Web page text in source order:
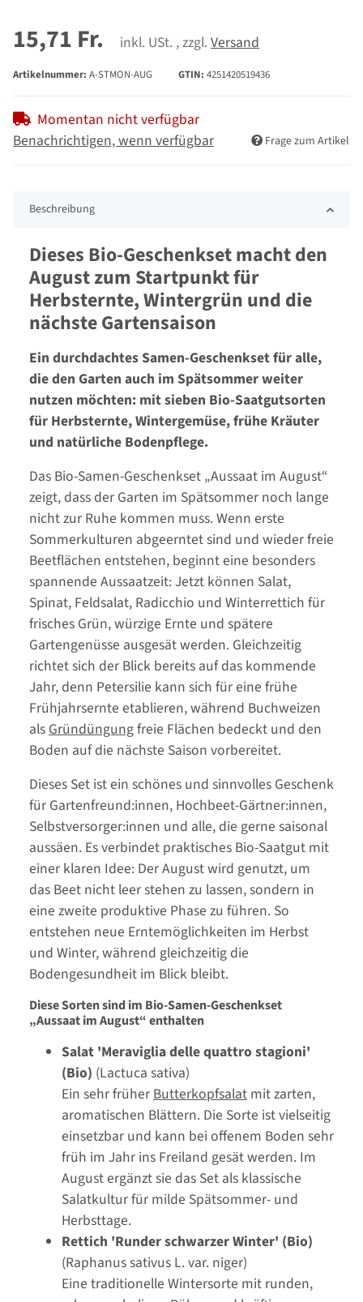
15,71 Fr. inkl. USt. , zzgl. Versand
Artikelnummer: A-STMON-AUG GTIN: 4251420519436
Momentan nicht verfügbar
Benachrichtigen, wenn verfügbar
Frage zum Artikel
Beschreibung
Dieses Bio-Geschenkset macht den
August zum Startpunkt für
Herbsternte, Wintergrün und die
nächste Gartensaison
Ein durchdachtes Samen-Geschenkset für alle,
die den Garten auch im Spätsommer weiter
nutzen möchten: mit sieben Bio-Saatgutsorten
für Herbsternte, Wintergemüse, frühe Kräuter
und natürliche Bodenpflege.
Das Bio-Samen-Geschenkset „Aussaat im August“
zeigt, dass der Garten im Spätsommer noch lange
nicht zur Ruhe kommen muss. Wenn erste
Sommerkulturen abgeerntet sind und wieder freie
Beetflächen entstehen, beginnt eine besonders
spannende Aussaatzeit: Jetzt können Salat,
Spinat, Feldsalat, Radicchio und Winterrettich für
frisches Grün, würzige Ernte und spätere
Gartengenüsse ausgesät werden. Gleichzeitig
richtet sich der Blick bereits auf das kommende
Jahr, denn Petersilie kann sich für eine frühe
Frühjahrsernte etablieren, während Buchweizen
alsGründüngungfreie Flächen bedeckt und den
Boden auf die nächste Saison vorbereitet.
Dieses Set ist ein schönes und sinnvolles Geschenk
für Gartenfreund:innen, Hochbeet-Gärtner:innen,
Selbstversorger:innen und alle, die gerne saisonal
aussäen. Es verbindet praktisches Bio-Saatgut mit
einer klaren Idee: Der August wird genutzt, um
das Beet nicht leer stehen zu lassen, sondern in
eine zweite produktive Phase zu führen. So
entstehen neue Erntemöglichkeiten im Herbst
und Winter, während gleichzeitig die
Bodengesundheit im Blick bleibt.
Diese Sorten sind im Bio-Samen-Geschenkset
„Aussaat im August“ enthalten
Salat 'Meraviglia delle quattro stagioni'
(Bio) (Lactuca sativa)
Ein sehr früherButterkopfsalat mit zarten,
aromatischen Blättern. Die Sorte ist vielseitig
einsetzbar und kann bei offenem Boden sehr
früh im Jahr ins Freiland gesät werden. Im
August ergänzt sie das Set als klassische
Salatkultur für milde Spätsommer- und
Herbsttage.
Rettich 'Runder schwarzer Winter' (Bio)
(Raphanus sativus L. var. niger)
Eine traditionelle Wintersorte mit runden,